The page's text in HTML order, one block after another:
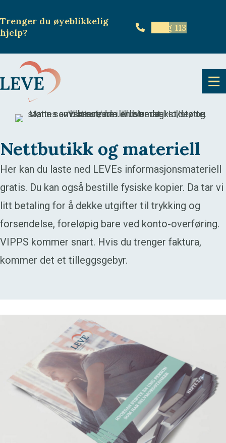
Trenger du øyeblikkelig
hjelp? Ring 113
Nettbutikk og materiell
Her kan du laste ned LEVEs informasjonsmateriell
gratis. Du kan også bestille fysiske kopier. Da tar vi
litt betaling for å dekke utgifter til trykking og
forsendelse, foreløpig bare ved konto-overføring.
VIPPS kommer snart. Hvis du trenger faktura,
kommer det et tilleggsgebyr.